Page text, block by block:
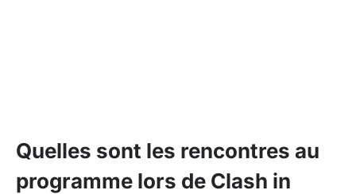
Quelles sont les rencontres au
programme lors de Clash in